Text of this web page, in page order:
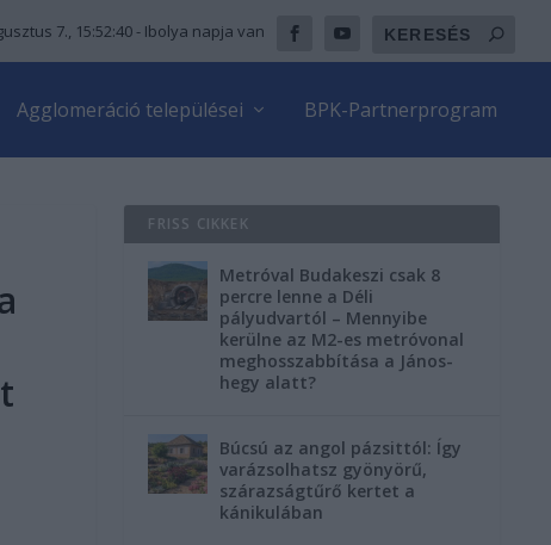
7., 15:52:42 - Ibolya napja van
Agglomeráció települései BPK-Partnerprogram
FRISS CIKKEK
Metróval Budakeszi csak 8
percre lenne a Déli
pályudvartól – Mennyibe
kerülne az M2-es metróvonal
meghosszabbítása a János-
hegy alatt?
Búcsú az angol pázsittól: Így
varázsolhatsz gyönyörű,
szárazságtűrő kertet a
kánikulában